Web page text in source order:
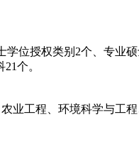
学位授权类别2个、专业
个。
业工程、环境科学与工